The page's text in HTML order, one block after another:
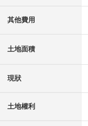
其他費用
土地面積
現狀
土地權利